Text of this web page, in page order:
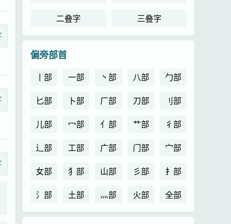
二叠字
三叠字
偏旁部首
丨部 一部 丶部 八部
勹部
匕部
卜部 厂部 刀部
刂部
儿部
冖部 亻部 艹部
彳部
辶部
工部 广部 门部
宀部
女部
犭部 山部 彡部
扌部
氵部
土部 灬部 火部 全部